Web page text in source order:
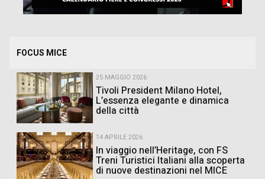
FOCUS MICE
25 MAGGIO 2026
Tivoli President Milano Hotel,
L’essenza elegante e dinamica
della città
14 APRILE 2026
In viaggio nell’Heritage, con FS
Treni Turistici Italiani alla scoperta
di nuove destinazioni nel MICE